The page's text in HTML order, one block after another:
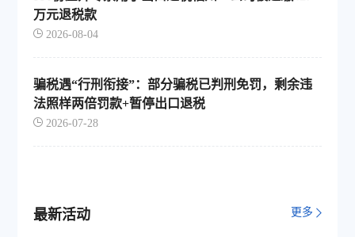
万元退税款
2026-08-04
骗税遇“行刑衔接”：部分骗税已判刑免罚，剩余违
法照样两倍罚款+暂停出口退税
2026-07-28
最新活动 更多